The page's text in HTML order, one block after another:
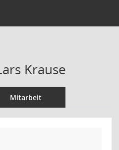
Krause
Mitarbeit